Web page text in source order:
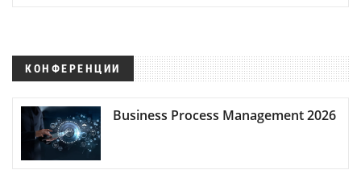
КОНФЕРЕНЦИИ
Business Process Management 2026